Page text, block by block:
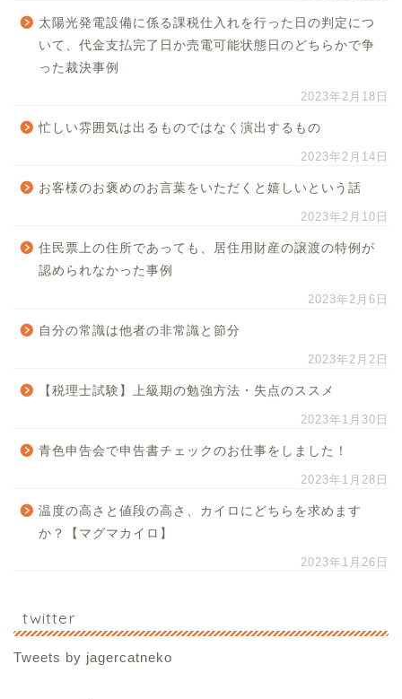
太陽光発電設備に係る課税仕入れを行った日の判定につ
いて、代金支払完了日か売電可能状態日のどちらかで争
った裁決事例
2023年2月18日
忙しい雰囲気は出るものではなく演出するもの
2023年2月14日
お客様のお褒めのお言葉をいただくと嬉しいという話
2023年2月10日
住民票上の住所であっても、居住用財産の譲渡の特例が
認められなかった事例
2023年2月6日
自分の常識は他者の非常識と節分
2023年2月2日
【税理士試験】上級期の勉強方法・失点のススメ
2023年1月30日
青色申告会で申告書チェックのお仕事をしました！
2023年1月28日
温度の高さと値段の高さ、カイロにどちらを求めます
か？【マグマカイロ】
2023年1月26日
twitter
Tweets by jagercatneko